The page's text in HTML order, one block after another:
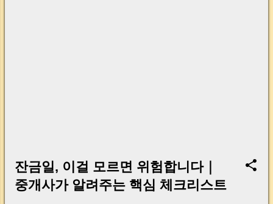
잔금일, 이걸 모르면 위험합니다｜
중개사가 알려주는 핵심 체크리스트